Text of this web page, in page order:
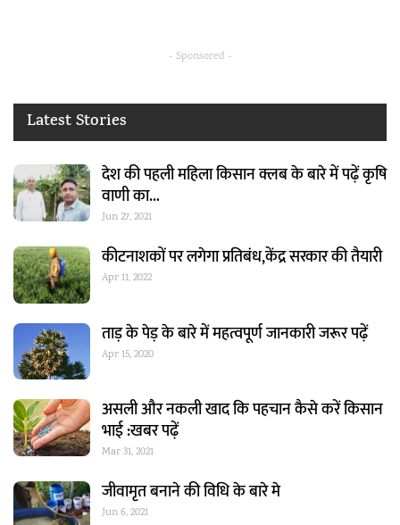
- Sponsored -
Latest Stories
देश की पहली महिला किसान क्लब के बारे में पढ़ें कृषि
वाणी का…
Jun 27, 2021
कीटनाशकों पर लगेगा प्रतिबंध,केंद्र सरकार की तैयारी
Apr 11, 2022
ताड़ के पेड़ के बारे में महत्वपूर्ण जानकारी जरूर पढ़ें
Apr 15, 2020
असली और नकली खाद कि पहचान कैसे करें किसान
भाई :खबर पढ़ें
Mar 31, 2021
जीवामृत बनाने की विधि के बारे मे
Jun 6, 2021